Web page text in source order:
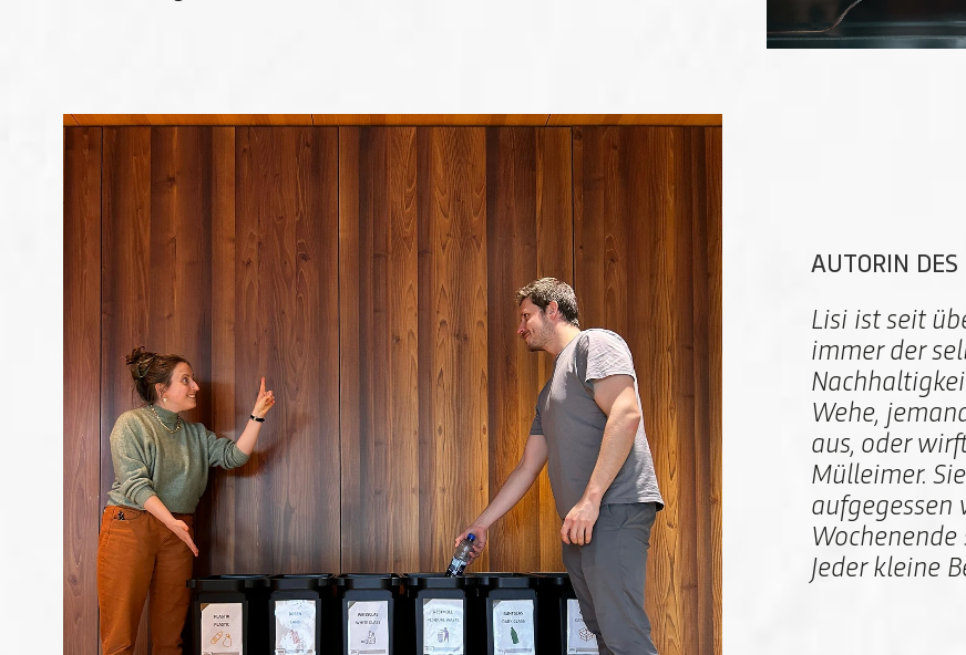
AUTORIN DES
Lisi ist seit
immer der
Wehe,
aus, oder
Mülleimer.
aufgegessen
Wochenende
Jeder kleine